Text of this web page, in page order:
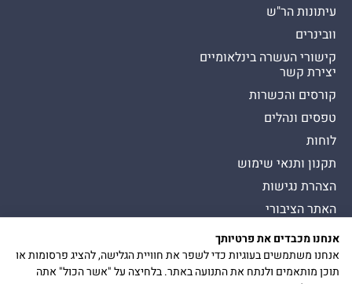
עיתונות הר"ש
וובינרים
קישורי העשרה בינלאומיים
יצירת קשר
קורסים והכשרות
טפסים ונהלים
לוחות
תקנון ותנאי שימוש
הצהרת נגישות
האתר הציבורי
הצטרפות
כל הזכויות שמורות להסתדרות לרפואת שיניים בישראל
כיכר דיזנגוף 9, תל אביב יפו
Presman תדמית
אנחנו מכבדים את פרטיותך
אנחנו משתמשים בעוגיות כדי לשפר את חוויית הגלישה, להציג פרסומות או
תוכן מותאמים ולנתח את התנועה באתר. בלחיצה על "אשר הכול" אתה